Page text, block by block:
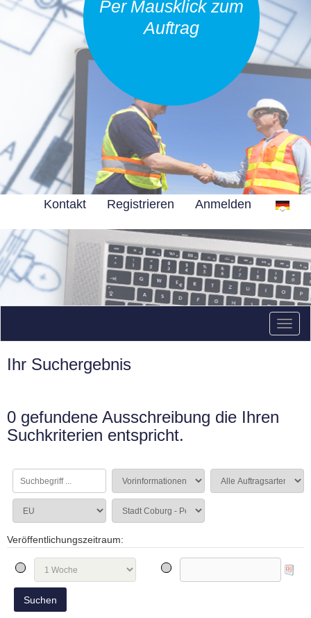
Per Mausklick zum
Auftrag
Kontakt Registrieren Anmelden
Ihr Suchergebnis
0 gefundene Ausschreibung die Ihren
Suchkriterien entspricht.
Veröffentlichungszeitraum: